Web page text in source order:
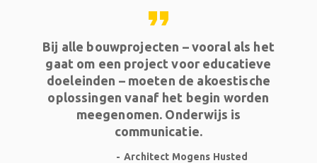
format_quote
Bij alle bouwprojecten – vooral als het
gaat om een ​​project voor educatieve
doeleinden – moeten de akoestische
oplossingen vanaf het begin worden
meegenomen. Onderwijs is
communicatie.
Architect Mogens Husted